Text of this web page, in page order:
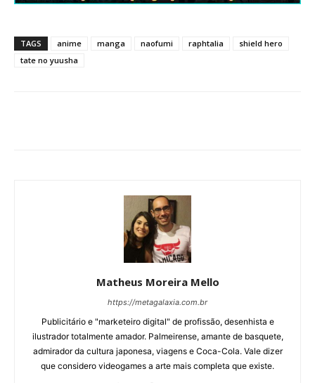
TAGS anime manga naofumi raphtalia
shield hero
tate no yuusha
Matheus Moreira Mello
https://metagalaxia.com.br
Publicitário e "marketeiro digital" de profissão, desenhista e
ilustrador totalmente amador. Palmeirense, amante de basquete,
admirador da cultura japonesa, viagens e Coca-Cola. Vale dizer
que considero videogames a arte mais completa que existe.